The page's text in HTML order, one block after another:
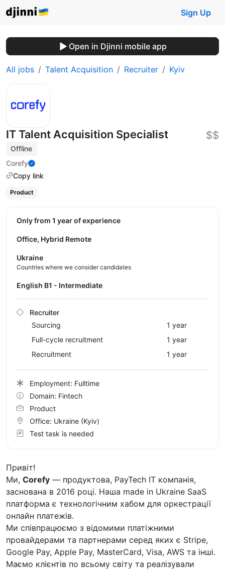
Sign Up
Open in Djinni mobile app
All jobs Talent Acquisition Recruiter Kyiv
IT Talent Acquisition Specialist
Offline
Corefy
Copy link
$$
Product
Привіт!
Ми, Corefy — продуктова, PayTech IT компанія,
заснована в 2016 році. Наша made in Ukraine SaaS
платформа є технологічним хабом для оркестрації
онлайн платежів.
Ми співпрацюємо з відомими платіжними
провайдерами та партнерами серед яких є Stripe,
Google Pay, Apple Pay, MasterCard, Visa, AWS та інші.
Маємо клієнтів по всьому світу та реалізували
Only from 1 year of experience
Office, Hybrid Remote
Ukraine
Countries where we consider candidates
English B1 - Intermediate
Recruiter
Sourcing
1 year
Full-cycle recruitment
1 year
Recruitment
1 year
Employment: Fulltime
Domain: Fintech
Product
Office: Ukraine (Kyiv)
Test task is needed